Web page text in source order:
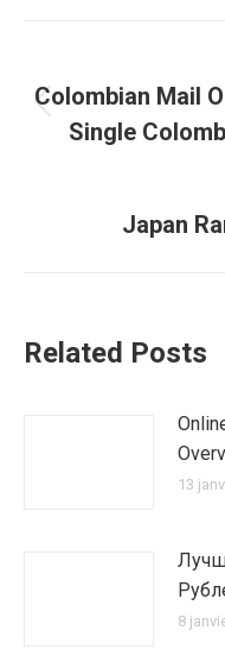
article
Colombian Mail
Single
Japan
Related Posts
13
8